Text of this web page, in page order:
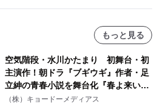
もっと見る
空気階段・水川かたまり 初舞台・初
主演作！朝ドラ『ブギウギ』作者・足
立紳の青春小説を舞台化『春よ来い、
マジで来い』キービジュアル解禁！
（株）キョードーメディアス